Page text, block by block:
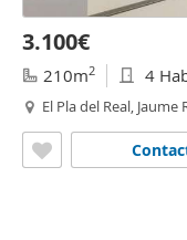
3.100€
210m2 4
El Pla del Real, Jaume